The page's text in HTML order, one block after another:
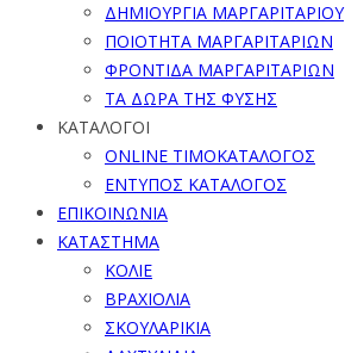
ΔΗΜΙΟΥΡΓΙΑ ΜΑΡΓΑΡΙΤΑΡΙΟΥ
ΠΟΙΟΤΗΤΑ ΜΑΡΓΑΡΙΤΑΡΙΩΝ
ΦΡΟΝΤΙΔΑ ΜΑΡΓΑΡΙΤΑΡΙΩΝ
ΤΑ ΔΩΡΑ ΤΗΣ ΦΥΣΗΣ
ΚΑΤΑΛΟΓΟΙ
ONLINE ΤΙΜΟΚΑΤΑΛΟΓΟΣ
ΕΝΤΥΠΟΣ ΚΑΤΑΛΟΓΟΣ
ΕΠΙΚΟΙΝΩΝΙΑ
ΚΑΤΑΣΤΗΜΑ
ΚΟΛΙΕ
ΒΡΑΧΙΟΛΙΑ
ΣΚΟΥΛΑΡΙΚΙΑ